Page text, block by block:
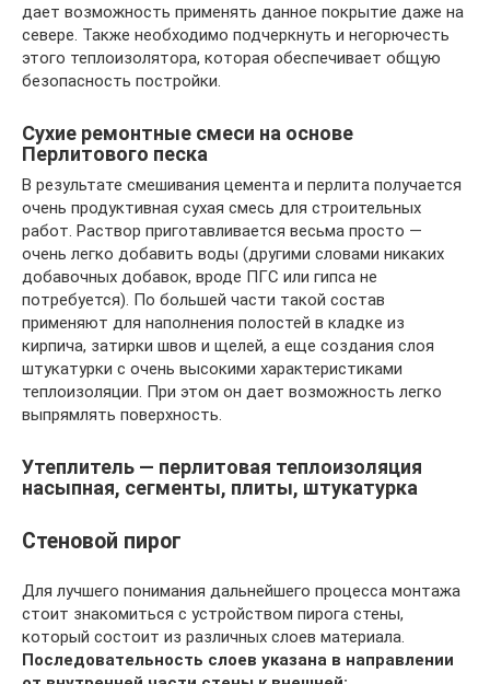
дает возможность применять данное покрытие даже на
севере. Также необходимо подчеркнуть и негорючесть
этого теплоизолятора, которая обеспечивает общую
безопасность постройки.
Сухие ремонтные смеси на основе
Перлитового песка
В результате смешивания цемента и перлита получается
очень продуктивная сухая смесь для строительных
работ. Раствор приготавливается весьма просто —
очень легко добавить воды (другими словами никаких
добавочных добавок, вроде ПГС или гипса не
потребуется). По большей части такой состав
применяют для наполнения полостей в кладке из
кирпича, затирки швов и щелей, а еще создания слоя
штукатурки с очень высокими характеристиками
теплоизоляции. При этом он дает возможность легко
выпрямлять поверхность.
Утеплитель — перлитовая теплоизоляция
насыпная, сегменты, плиты, штукатурка
Стеновой пирог
Для лучшего понимания дальнейшего процесса монтажа
стоит знакомиться с устройством пирога стены,
который состоит из различных слоев материала.
Последовательность слоев указана в направлении